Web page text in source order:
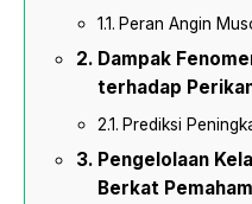
Peran Angin
Dampak
terhadap
Prediksi
Pengelolaan
Berkat